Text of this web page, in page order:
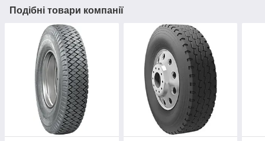
Подібні товари компанії